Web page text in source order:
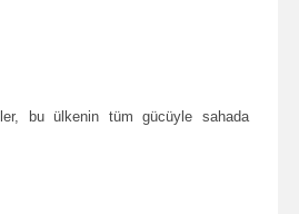
bu ülkenin tüm gücüyle sahada